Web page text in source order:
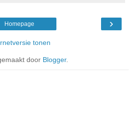
›
Homepage
tonen
door Blogger.